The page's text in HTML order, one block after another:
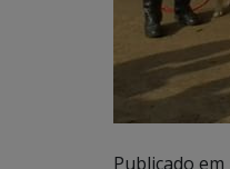
Publicado em